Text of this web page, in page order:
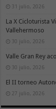
31 julio, 2026
La X Cicloturista
Vallehermoso
30 julio, 2026
Valle Gran Rey
30 julio, 2026
El II torneo
27 julio, 2026